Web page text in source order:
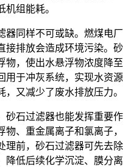
机组能耗。
器同样不可或缺。燃煤电厂
接排放会造成环境污染。砂
物，使出水悬浮物浓度降至
用于冲灰系统，实现水资源
又减少了废水排放压力。
砂石过滤器也能发挥重要作
、重金属离子和氯离子，
理前，砂石过滤器可先去除
降低后续化学沉淀、膜分离